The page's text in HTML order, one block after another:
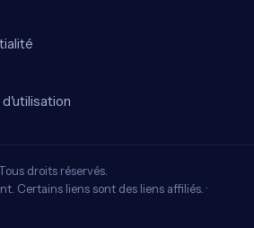
droits réservés.
Certains liens sont des liens affiliés. ·